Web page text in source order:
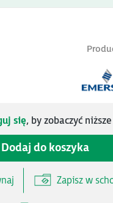
się, by zobaczyć
Dodaj do koszyka
Zapisz w